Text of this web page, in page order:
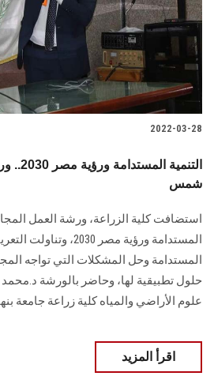
سجل الان
2022-03-28
شمس
استضافت كلية الزراعة، ورشة العمل
المستدامة ورؤية مصر
المستدامة وحل المشكلات التي تواجه
حلول تطبيقية لها، وحاضر بالورشة
علوم الأراضي والمياه كلية زراعة جامعة
اقرأ المزيد